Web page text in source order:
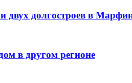
двух долгостроев в
в другом регионе